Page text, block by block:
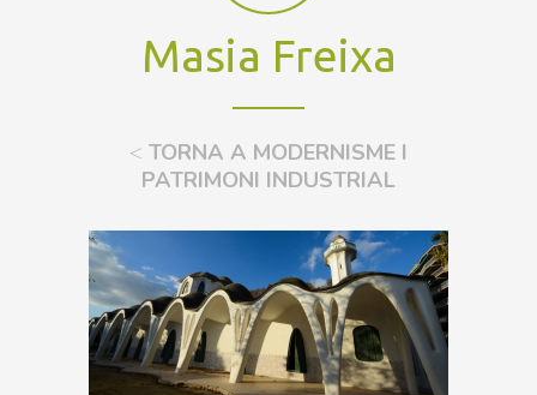
Masia Freixa
< TORNA A MODERNISME I
PATRIMONI INDUSTRIAL